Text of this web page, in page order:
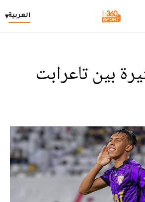
العربية▾
بين تاعرابت